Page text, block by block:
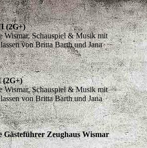
(2G+)
Wismar, Schauspiel & Musik mit
von Britta Barth und Jana
(2G+)
Wismar, Schauspiel & Musik mit
von Britta Barth und Jana
Gästeführer Zeughaus Wismar